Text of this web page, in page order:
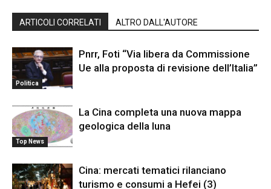
ARTICOLI CORRELATI ALTRO DALL'AUTORE
Politica
Pnrr, Foti “Via libera da Commissione
Ue alla proposta di revisione dell’Italia”
Top News
La Cina completa una nuova mappa
geologica della luna
Cina: mercati tematici rilanciano
turismo e consumi a Hefei (3)